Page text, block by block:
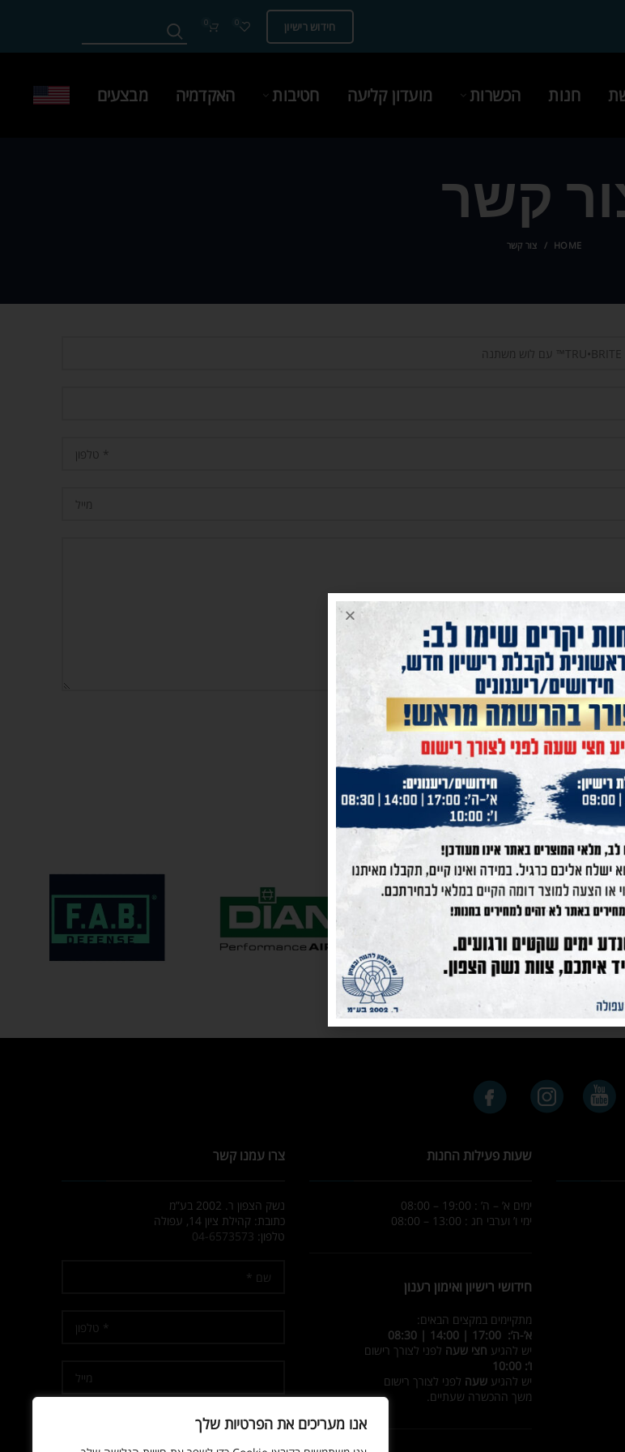
אנו מעריכים את הפרטיות שלך
חידוש רישיון 0
0
חנות הכשרות מועדון קליעה חטיבות האקדמיה מבצעים
קשר
HOME צור קשר
קבלת דיוור
שעות פעילות החנות
ימים א’ – ה’ : 19:00 – 08:00
ימי ו’ וערבי חג : 13:00 – 08:00
חידושי רישיון ואימון רענון
מתקיימים במקצים הבאים:
א’-ה’: 17:00 | 14:00 | 08:30
יש להגיע חצי שעה לפני לצורך רישום
ו’: 10:00
יש להגיע שעה לפני לצורך רישום
משך ההכשרה שעתיים.
צרו עמנו קשר
נשק הצפון ר. 2002 בע”מ
כתובת: קהילת ציון 14, עפולה
טלפון: 04-6573573